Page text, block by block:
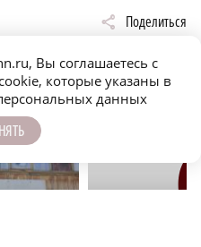
Поделиться
В Совфеде объяснили,
могут ли отключить воду
Вы соглашаетесь с
которые указаны в
данных